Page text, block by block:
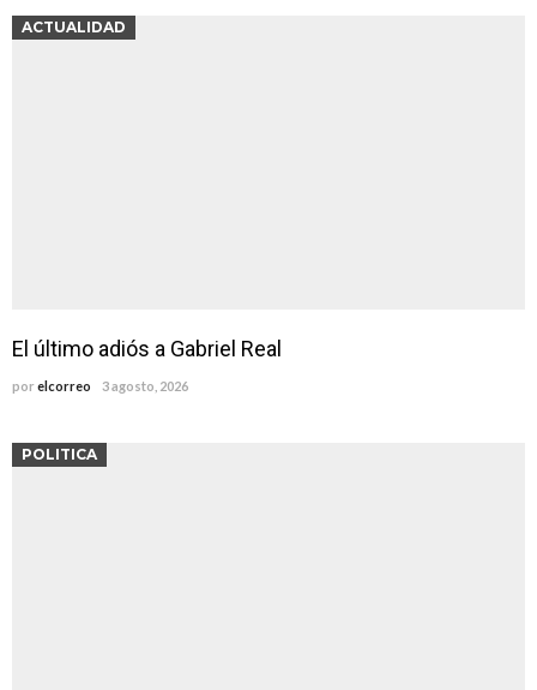
ACTUALIDAD
El último adiós a Gabriel Real
por elcorreo 3 agosto, 2026
POLITICA